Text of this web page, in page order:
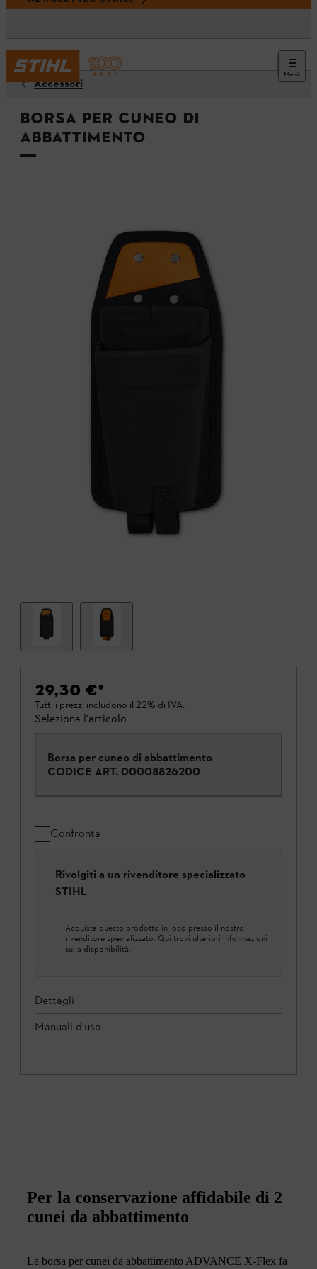
Menù
Accessori
Borsa per cuneo di
abbattimento
29,30 €*
Tutti i prezzi includono il 22% di IVA.
Seleziona l'articolo
Borsa per cuneo di abbattimento
CODICE ART. 00008826200
Confronta
Rivolgiti a un rivenditore specializzato
STIHL
Acquista questo prodotto in loco presso il nostro
rivenditore specializzato. Qui trovi ulteriori informazioni
sulla disponibilità.
Dettagli
Manuali d'uso
Per la conservazione affidabile di 2
cunei da abbattimento
La borsa per cunei da abbattimento ADVANCE X-Flex fa